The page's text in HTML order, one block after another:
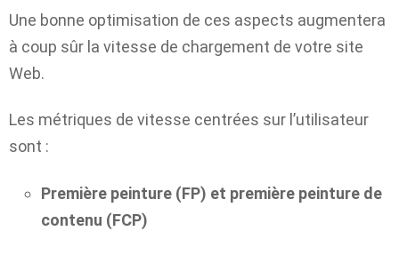
Une bonne optimisation de ces aspects augmentera
à coup sûr la vitesse de chargement de votre site
Web.
Les métriques de vitesse centrées sur l’utilisateur
sont :
Première peinture (FP) et première peinture de
contenu (FCP)